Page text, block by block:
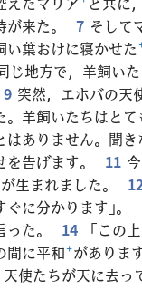
が来た。
7 そして
い葉おけに寝かせた
じ地方で，羊飼い
9 突然，エホバの天
。羊飼いたちはと
はありません。聞
を告げます。
11
が生まれました。
ぐに分かります」。
った。
14
「この
間に平和+がありま
天使たちが天に去っ